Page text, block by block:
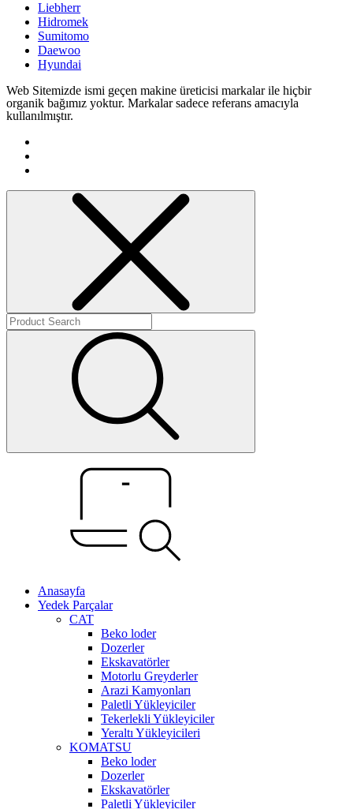
Liebherr
Hidromek
Sumitomo
Daewoo
Hyundai
Web Sitemizde ismi geçen makine üreticisi markalar ile hiçbir
organik bağımız yoktur. Markalar sadece referans amacıyla
kullanılmıştır.
Anasayfa
Yedek Parçalar
CAT
Beko loder
Dozerler
Ekskavatörler
Motorlu Greyderler
Arazi Kamyonları
Paletli Yükleyiciler
Tekerlekli Yükleyiciler
Yeraltı Yükleyicileri
KOMATSU
Beko loder
Dozerler
Ekskavatörler
Paletli Yükleyiciler